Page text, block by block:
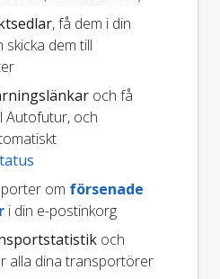
, få dem i din
dem till
och få
Autofutur, och
om försenade
i din e-postinkorg
och
alla dina transportörer